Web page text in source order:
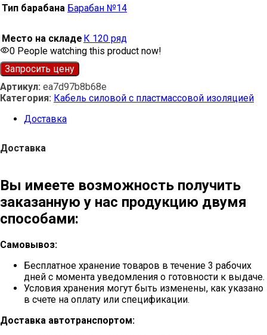
Тип барабана Барабан №14
Место на складе К 120 ряд
0 People watching this product now!
Запросить цену
Артикул: ea7d97b8b68e
Категория: Кабель силовой с пластмассовой изоляцией
Доставка
Доставка
Вы имеете возможность получить
заказанную у нас продукцию двумя
способами:
Самовывоз:
Бесплатное хранение товаров в течение 3 рабочих
дней с момента уведомления о готовности к выдаче.
Условия хранения могут быть изменены, как указано
в счете на оплату или спецификации.
Доставка автотранспортом: